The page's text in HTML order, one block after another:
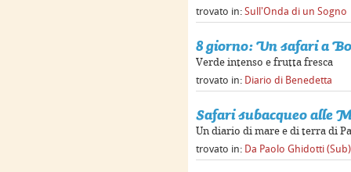
trovato in: Sull'Onda di un Sogno
8 giorno: Un safari a
Verde intenso e frutta fresca
trovato in: Diario di Benedetta
Safari subacqueo alle
Un diario di mare e di terra di
trovato in: Da Paolo Ghidotti (Sub)